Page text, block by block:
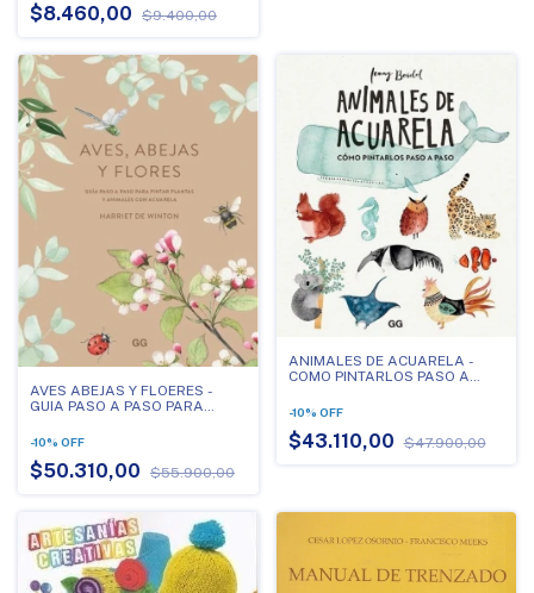
$8.460,00 $9.400,00
AVES ABEJAS Y FLOERES -
GUIA PASO A PASO PARA
CON ACUARELA
-10% OFF
$50.310,00 $55.900,00
ANIMALES DE ACUARELA -
COMO PINTARLOS PASO A
-10% OFF
$43.110,00 $47.900,00